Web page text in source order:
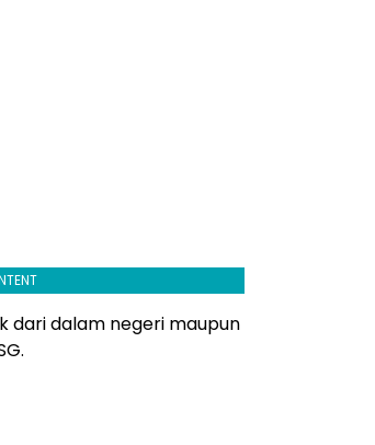
dari dalam negeri maupun